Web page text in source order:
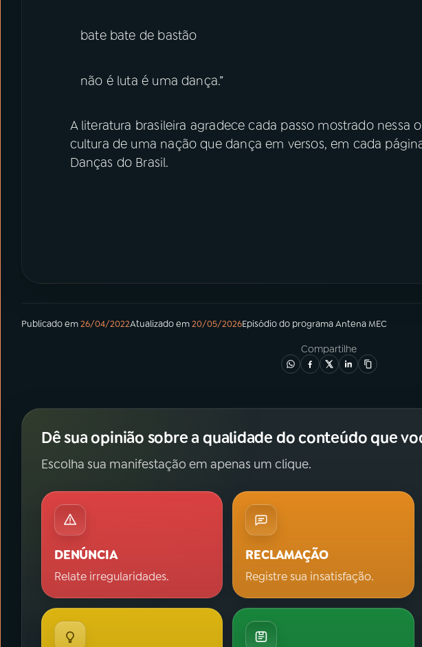
bate bate de bastão
não é luta é uma dança.”
A literatura brasileira agradece cada passo mostrado nessa
cultura de uma nação que dança em versos, em cada
Danças do Brasil.
Publicado em26/04/2022Atualizado em20/05/2026Episódiodo programaAntena MEC
Compartilhe
Dê sua opinião sobre a qualidade do conteúdo que
Escolha sua manifestação em apenas um clique.
DENÚNCIA
Relate irregularidades.
RECLAMAÇÃO
Registre sua insatisfação.